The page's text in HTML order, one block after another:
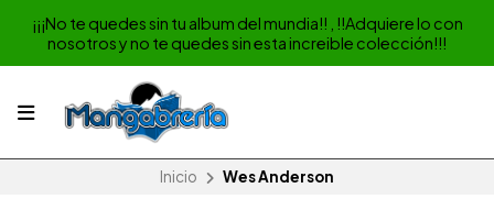
¡¡¡No te quedes sin tu album del mundia!! , !!Adquiere lo con
nosotros y no te quedes sin esta increible colección!!!
Inicio Wes Anderson